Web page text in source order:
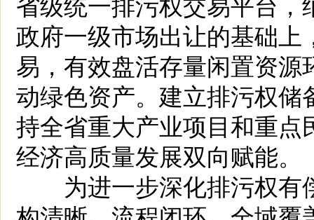
政府一级市场出让的基础
易，有效盘活存量闲置资
动绿色资产。建立排污权
持全省重大产业项目和重
经济高质量发展双向赋能。
为进一步深化排污权有